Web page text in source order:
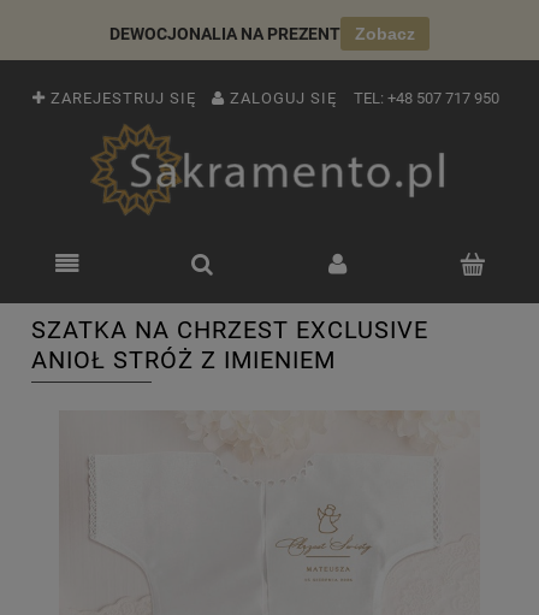
DEWOCJONALIA NA PREZENT Zobacz
ZAREJESTRUJ SIĘ ZALOGUJ SIĘ TEL: +48 507 717 950
SZATKA NA CHRZEST EXCLUSIVE
ANIOŁ STRÓŻ Z IMIENIEM